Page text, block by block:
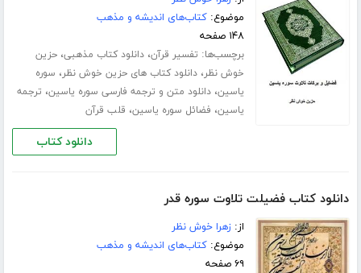
موضوع:کتاب‌های اندیشه و مذهب
۱۴۸ صفحه
برچسب‌ها: تفسیر قرآن،دانلود کتاب مذهبی،حزین
خوش نظر،دانلود کتاب های حزین خوش نظر، سوره
یاسین،دانلود متن و ترجمه فارسی سوره یاسین، ترجمه
یاسین، فضائل سوره یاسین، قلب قرآن
دانلود کتاب
دانلود کتاب فضیلت تلاوت سوره قدر
از:زهرا خوش نظر
موضوع:کتاب‌های اندیشه و مذهب
۶۹ صفحه